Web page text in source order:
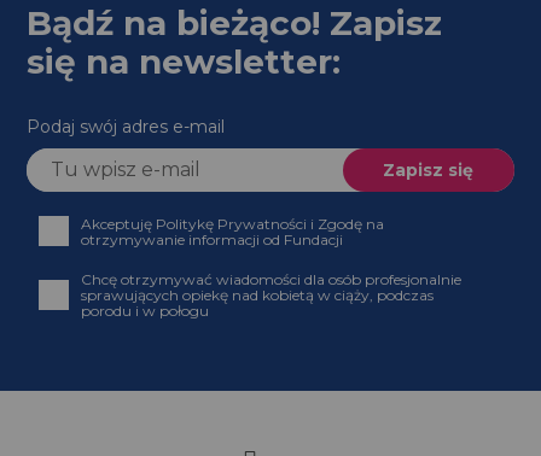
Bądź na bieżąco! Zapisz
się na newsletter:
Podaj swój adres e-mail
Akceptuję Politykę Prywatności i Zgodę na
otrzymywanie informacji od Fundacji
Chcę otrzymywać wiadomości dla osób profesjonalnie
sprawujących opiekę nad kobietą w ciąży, podczas
porodu i w połogu